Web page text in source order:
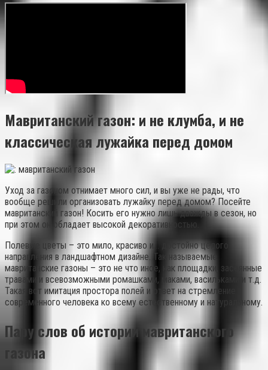
Мавританский газон: и не клумба, и не
классическая лужайка перед домом
Уход за газоном отнимает много сил, и вы уже не рады, что
вообще решили организовать лужайку перед домом? Посейте
мавританский газон! Косить его нужно лишь дважды в сезон, но
при этом он обладает высокой декоративностью.
Полевые цветы – это мило, красиво и… достойно целого
направления в ландшафтном дизайне. Так называемые
мавританские газоны – это не что иное, как площадки, засеянные
травами и всевозможными ромашками, маками, васильками и т.д.
Такая вот имитация простора полей и ответ на стремление
современного человека ко всему естественному и натуральному.
Пару слов об истории мавританского
газона